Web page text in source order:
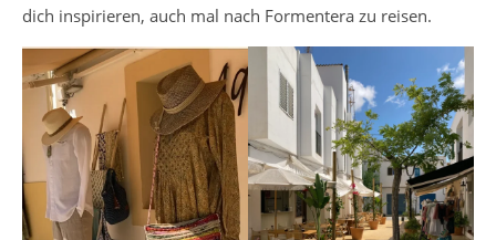
dich inspirieren, auch mal nach Formentera zu reisen.